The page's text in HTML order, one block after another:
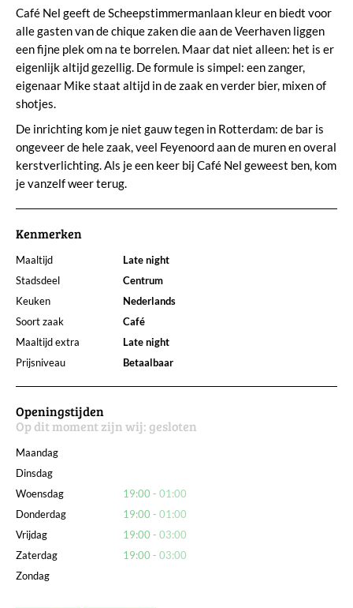
Café Nel geeft de Scheepstimmermanlaan kleur en biedt voor
alle gasten van de chique zaken die aan de Veerhaven liggen
een fijne plek om na te borrelen. Maar dat niet alleen: het is er
eigenlijk altijd gezellig. De formule is simpel: een zanger,
eigenaar Mike staat altijd in de zaak en verder bier, mixen of
shotjes.
De inrichting kom je niet gauw tegen in Rotterdam: de bar is
ongeveer de hele zaak, veel Feyenoord aan de muren en overal
kerstverlichting. Als je een keer bij Café Nel geweest ben, kom
je vanzelf weer terug.
Kenmerken
Maaltijd
Late night
Stadsdeel
Centrum
Keuken
Nederlands
Soort zaak
Café
Maaltijd extra
Late night
Prijsniveau
Betaalbaar
Openingstijden
Op dit moment zijn wij: gesloten
Maandag
Dinsdag
Woensdag
19:00
01:00
Donderdag
19:00
01:00
Vrijdag
19:00
03:00
Zaterdag
19:00
03:00
Zondag